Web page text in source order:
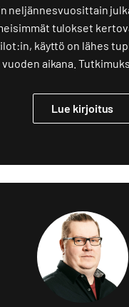
neljännesvuosittain
tulokset
käyttö on lähes
vuoden aikana.
Lue kirjoitus